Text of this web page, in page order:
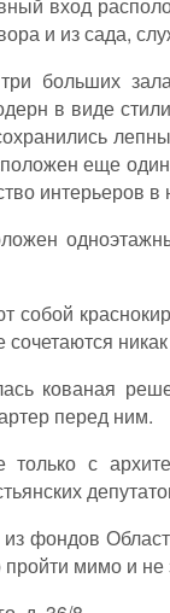
и из сада,
больших
в виде
еще
интерьеров
собой
кованая
перед ним.
только с
фондов
мимо и не